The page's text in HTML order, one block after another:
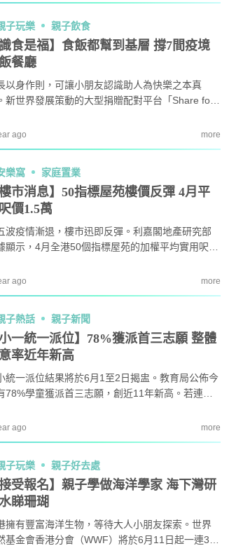
子玩樂 親子飲食
識食是福】食飯都幫到基層 撐7間疫境
餐廳
以身作則，可讓小朋友認識助人為快樂之本真
新世界發展策動的大型捐贈配對平台「Share for
行動，呼籲公眾支持7間疫境派飯的餐廳，購買飯
贈基層。
ago more
樂窩 家庭置業
樓市消息】50指標屋苑樓價反彈 4月平
價1.5萬
波疫情漸退，樓市迅即反彈。利嘉閣地產研究部
顯示，4月全港50個指標屋苑的加權平均實用呎價
年以來的4個月新高。想買樓置業的家庭想留意樓
向。
ago more
子熱話 親子新聞
小一統一派位】78%獲派首三志願 整體
率近年新高
統一派位結果將於6月1至2日揭盅。教育局公佈今
78%學童獲派首三志願，創近11年新高。若連同
整體滿意率達88.8%。
ago more
子玩樂 親子好去處
接受報名】親子學做海洋學家 海下灣研
睇珊瑚
擁有豐富海洋生物，等待大人小朋友探索。世界
基金會香港分會（WWF）將於6月11日起一連3個